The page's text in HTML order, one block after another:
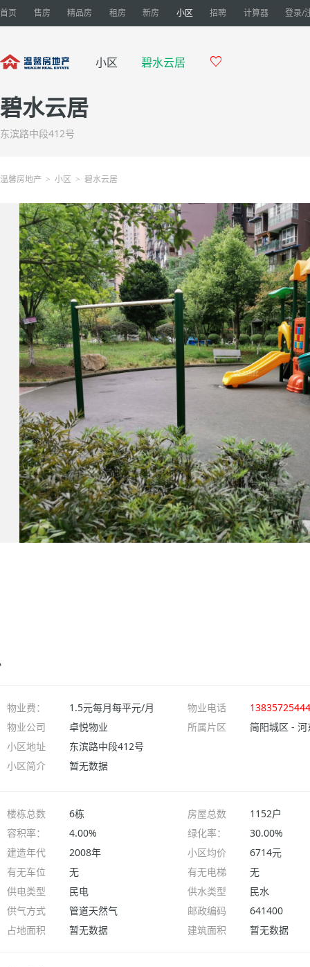
首页 售房 精品房 租房 新房 小区 招聘 计算器 登录/
小区 碧水云居 
碧水云居
东滨路中段412号
温馨房地产 > 小区 > 碧水云居
物业费： 1.5元每月每平元/月 物业电话
13835725444
物业公司
卓悦物业 所属片区
简阳城区 - 河
小区地址
东滨路中段412号
小区简介
暂无数据
楼栋总数 6栋 房屋总数
1152户
容积率：
4.00% 绿化率：
30.00%
建造年代
2008年 小区均价
6714元
有无车位
无 有无电梯
无
供电类型
民电 供水类型
民水
供气方式
管道天然气 邮政编码
641400
占地面积
暂无数据 建筑面积 暂无数据